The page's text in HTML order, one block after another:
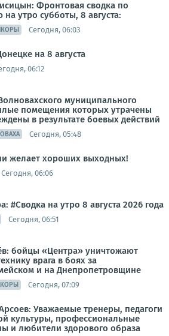
Фронтовая сводка по
на утро субботы, 8 августа:
Сегодня, 06:03
на 8 августа
06:12
муниципального
помещения которых утрачены
в результате боевых действий
Сегодня, 05:48
желает хороших выходных!
Сегодня, 06:06
#Сводка на утро 8 августа 2026 года
Сегодня, 06:51
бойцы «Центра» уничтожают
врага в боях за
и на Днепропетровщине
Сегодня, 07:09
Уважаемые тренеры, педагоги
культуры, профессиональные
и любители здорового образа